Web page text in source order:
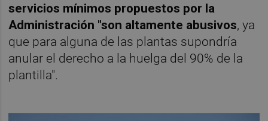
servicios mínimos propuestos por la
Administración "son altamente abusivos, ya
que para alguna de las plantas supondría
anular el derecho a la huelga del 90% de la
plantilla".